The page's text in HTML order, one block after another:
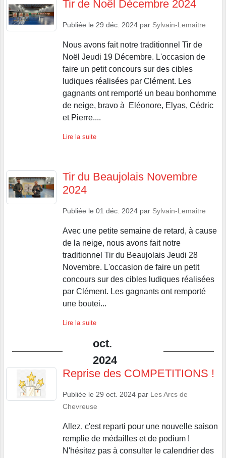
Tir de Noël Décembre 2024
Publiée le 29 déc. 2024 par Sylvain-Lemaitre
Nous avons fait notre traditionnel Tir de
Noël Jeudi 19 Décembre. L'occasion de
faire un petit concours sur des cibles
ludiques réalisées par Clément. Les
gagnants ont remporté un beau bonhomme
de neige, bravo à Eléonore, Elyas, Cédric
et Pierre....
Lire la suite
Tir du Beaujolais Novembre
2024
Publiée le 01 déc. 2024 par Sylvain-Lemaitre
Avec une petite semaine de retard, à cause
de la neige, nous avons fait notre
traditionnel Tir du Beaujolais Jeudi 28
Novembre. L'occasion de faire un petit
concours sur des cibles ludiques réalisées
par Clément. Les gagnants ont remporté
une boutei...
Lire la suite
oct.
2024
Reprise des COMPETITIONS !
Publiée le 29 oct. 2024 par Les Arcs de
Chevreuse
Allez, c'est reparti pour une nouvelle saison
remplie de médailles et de podium !
N'hésitez pas à consulter le calendrier des